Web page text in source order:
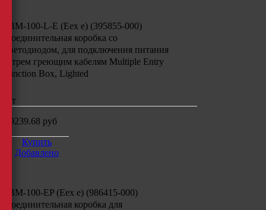
JBM-100-L-E (Eex e) (395855-000)
Соединительная коробка со
светодиодом, для подключения питания
к трем греющим кабелям Multiple Entry
Junction Box, Lighted
шт
49239.68 руб
Купить
Добавлено
JBM-100-EP (Eex e) (986415-000)
Соединительная коробка для